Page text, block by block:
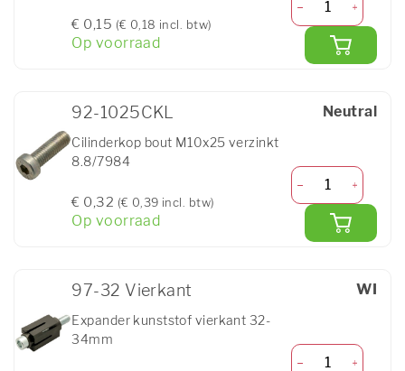
€ 0,15 (€ 0,18 incl. btw)
Op voorraad
Neutral
92-1025CKL
Cilinderkop bout M10x25 verzinkt
8.8/7984
€ 0,32 (€ 0,39 incl. btw)
Op voorraad
WI
97-32 Vierkant
Expander kunststof vierkant 32-
34mm